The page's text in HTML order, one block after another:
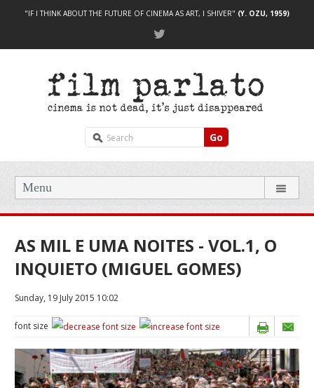
"IF I THINK ABOUT THE FUTURE OF CINEMA AS ART, I SHIVER" (Y. OZU, 1959)
Go
Menu
AS MIL E UMA NOITES - VOL.1, O
INQUIETO (MIGUEL GOMES)
Sunday, 19 July 2015 10:02
font size